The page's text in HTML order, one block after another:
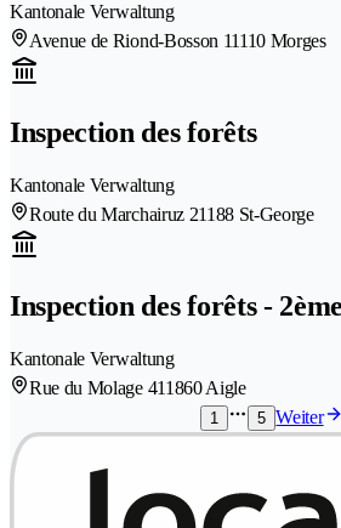
Kantonale Verwaltung
Avenue de Riond-Bosson 11110 Morges
Inspection des forêts
Kantonale Verwaltung
Route du Marchairuz 21188 St-George
Inspection des forêts -
Kantonale Verwaltung
Rue du Molage 411860 Aigle
1 5 Weiter